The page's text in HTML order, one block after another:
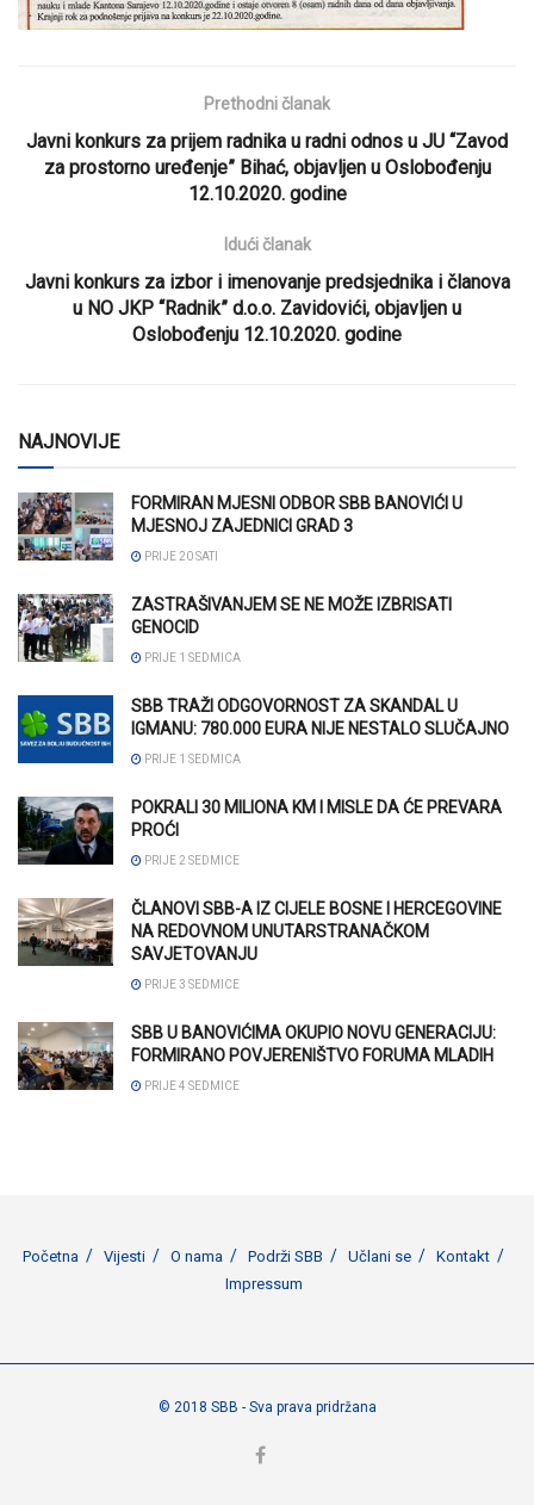
Prethodni članak
Javni konkurs za prijem radnika u radni odnos u JU “Zavod
za prostorno uređenje” Bihać, objavljen u Oslobođenju
12.10.2020. godine
Idući članak
Javni konkurs za izbor i imenovanje predsjednika i članova
u NO JKP “Radnik” d.o.o. Zavidovići, objavljen u
Oslobođenju 12.10.2020. godine
NAJNOVIJE
FORMIRAN MJESNI ODBOR SBB BANOVIĆI U
MJESNOJ ZAJEDNICI GRAD 3
PRIJE 20 SATI
ZASTRAŠIVANJEM SE NE MOŽE IZBRISATI
GENOCID
PRIJE 1 SEDMICA
SBB TRAŽI ODGOVORNOST ZA SKANDAL U
IGMANU: 780.000 EURA NIJE NESTALO SLUČAJNO
PRIJE 1 SEDMICA
POKRALI 30 MILIONA KM I MISLE DA ĆE PREVARA
PROĆI
PRIJE 2 SEDMICE
ČLANOVI SBB-A IZ CIJELE BOSNE I HERCEGOVINE
NA REDOVNOM UNUTARSTRANAČKOM
SAVJETOVANJU
PRIJE 3 SEDMICE
SBB U BANOVIĆIMA OKUPIO NOVU GENERACIJU:
FORMIRANO POVJERENIŠTVO FORUMA MLADIH
PRIJE 4 SEDMICE
Početna Vijesti O nama Podrži SBB Učlani se
Kontakt
Impressum
© 2018 SBB - Sva prava pridržana